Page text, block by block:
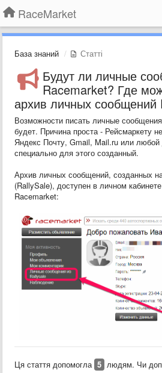
RaceMarket
База знаний Статті
Будут ли личные
Racemarket? Где
архив личных сообщений
Возможности писать личные
будет. Причина проста - Рейсмаркету
Яндекс Почту, Gmail, Mail.ru или любой
специально для этого созданный.
Архив личных сообщений, созданных
(RallySale), доступен в личном
Racemarket:
Ця стаття допомогла 5 людям. Чи